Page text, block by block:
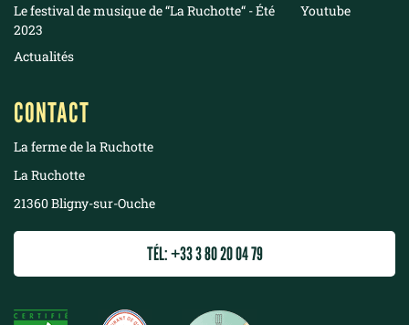
Le festival de musique de “La Ruchotte“ - Été
2023
Actualités
Youtube
CONTACT
La ferme de la Ruchotte
La Ruchotte
21360 Bligny-sur-Ouche
TÉL: +33 3 80 20 04 79